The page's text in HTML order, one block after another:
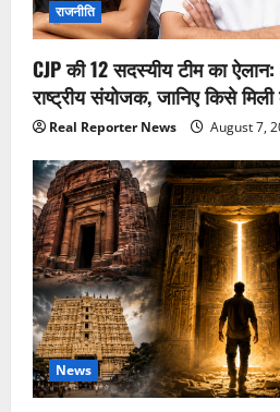
राजनीति
CJP की 12 सदस्यीय टीम का
राष्ट्रीय संयोजक, जानिए किसे मिली
Real Reporter News August 7,
News